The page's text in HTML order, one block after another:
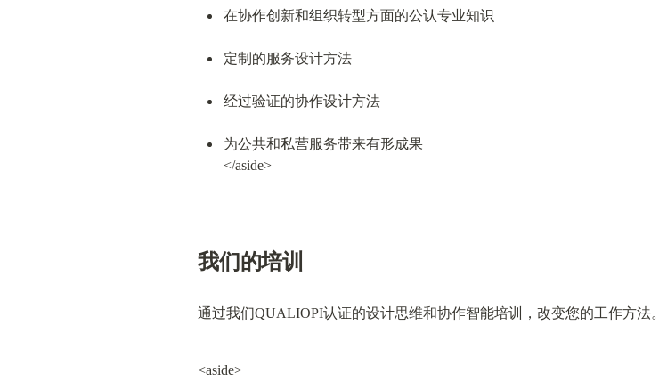
在协作创新和组织转型方面的公认专业知识
定制的服务设计方法
经过验证的协作设计方法
为公共和私营服务带来有形成果
</aside>
我们的培训
通过我们QUALIOPI认证的设计思维和协作智能培训，改变您的工作方法。